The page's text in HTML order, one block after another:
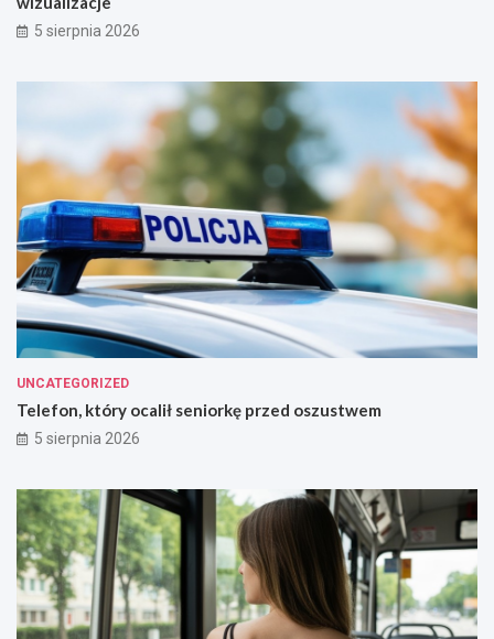
5 sierpnia 2026
UNCATEGORIZED
Telefon, który ocalił seniorkę przed oszustwem
5 sierpnia 2026